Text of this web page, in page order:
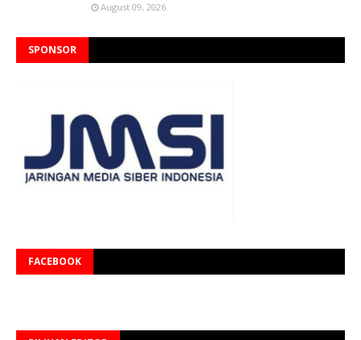
August 09, 2026
SPONSOR
FACEBOOK